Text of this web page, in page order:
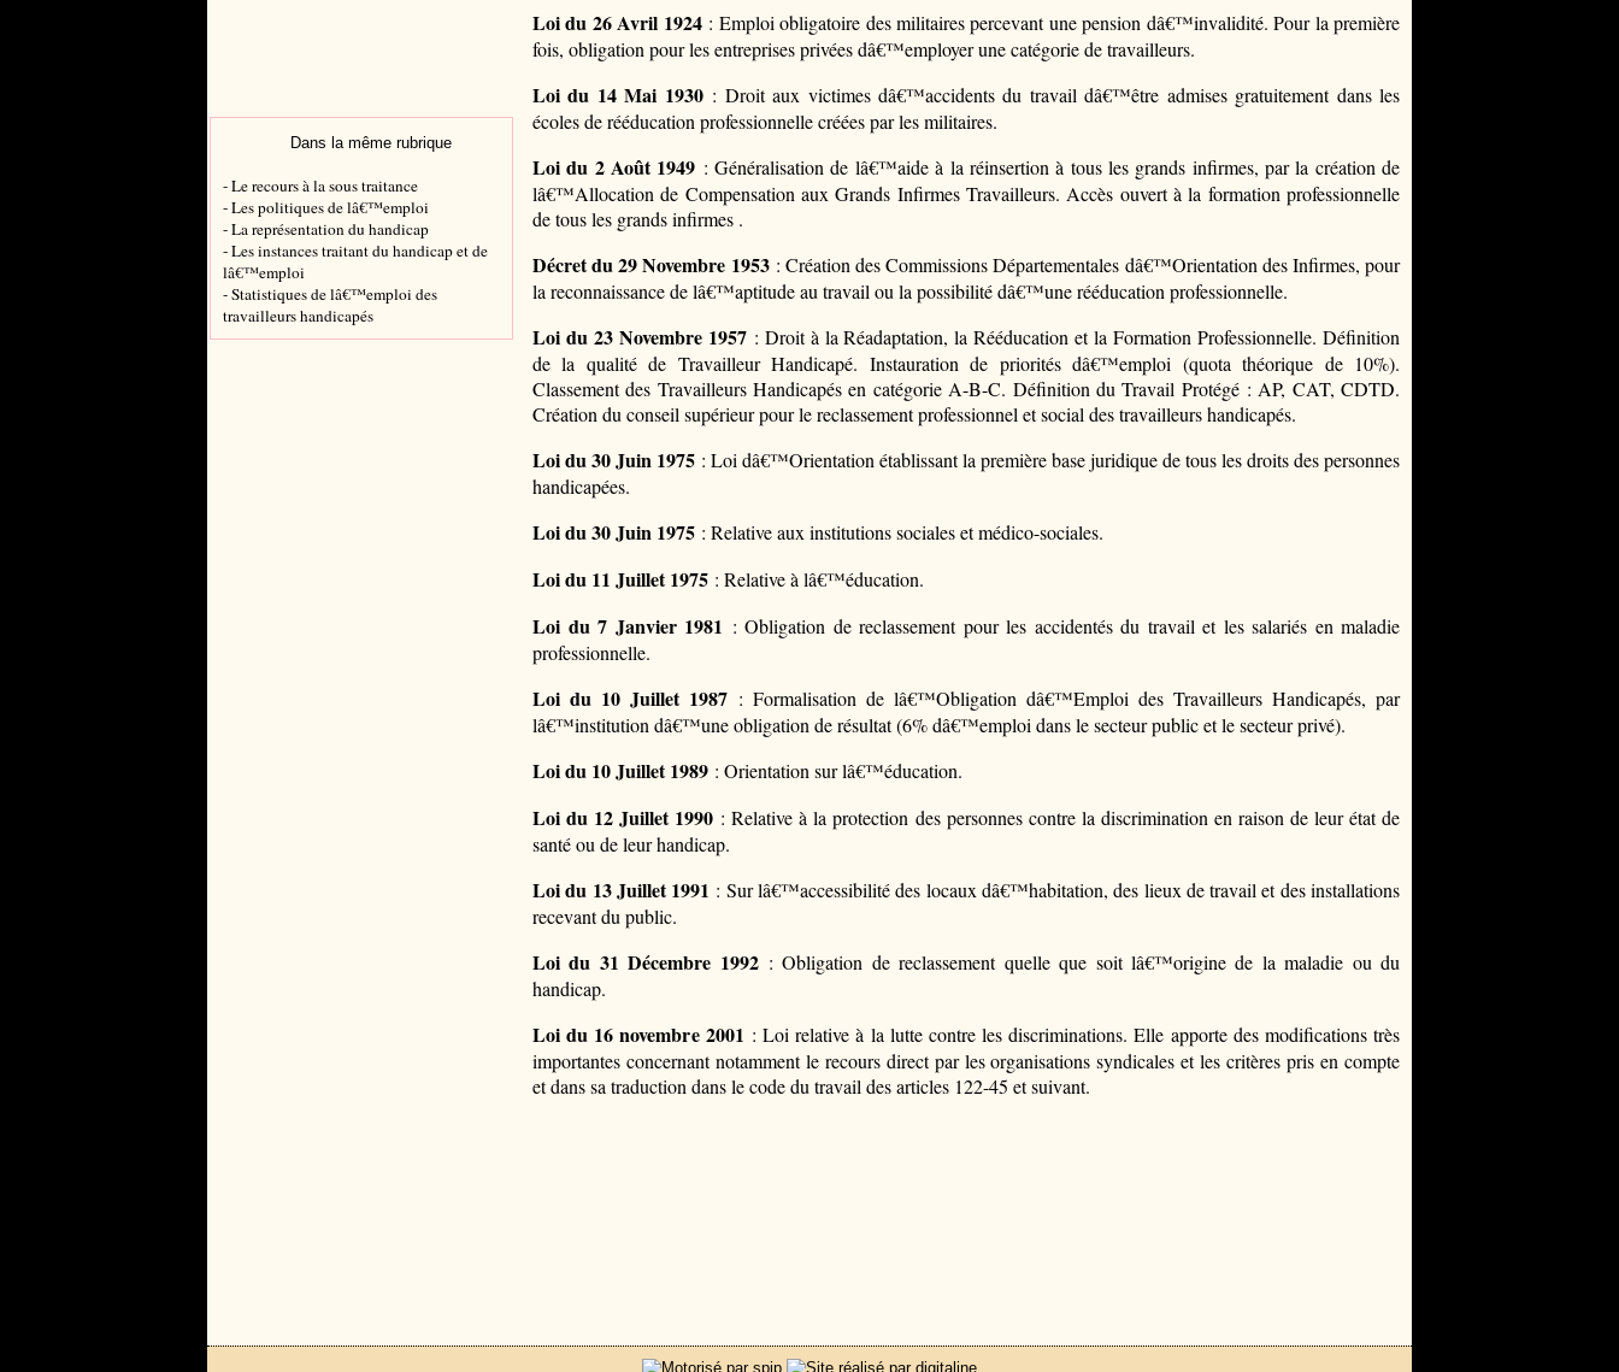
Loi du 26 Avril 1924: Emploi obligatoire des militaires percevant une pension dâ€™invalidité. Pour la première
fois, obligation pour les entreprises privées dâ€™employer une catégorie de travailleurs.
Loi du 14 Mai 1930: Droit aux victimes dâ€™accidents du travail dâ€™être admises gratuitement dans les
écoles de rééducation professionnelle créées par les militaires.
Loi du 2 Août 1949 : Généralisation de lâ€™aide à la réinsertion à tous les grands infirmes, par la création de
lâ€™Allocation de Compensation aux Grands Infirmes Travailleurs. Accès ouvert à la formation professionnelle
de tous les grands infirmes .
Décret du 29 Novembre 1953: Création des Commissions Départementales dâ€™Orientation des Infirmes, pour
la reconnaissance de lâ€™aptitude au travail ou la possibilité dâ€™une rééducation professionnelle.
Loi du 23 Novembre 1957: Droit à la Réadaptation, la Rééducation et la Formation Professionnelle. Définition
de la qualité de Travailleur Handicapé. Instauration de priorités dâ€™emploi (quota théorique de 10%).
Classement des Travailleurs Handicapés en catégorie A-B-C. Définition du Travail Protégé : AP, CAT, CDTD.
Création du conseil supérieur pour le reclassement professionnel et social des travailleurs handicapés.
Loi du 30 Juin 1975 : Loi dâ€™Orientation établissant la première base juridique de tous les droits des personnes
handicapées.
Loi du 30 Juin 1975 : Relative aux institutions sociales et médico-sociales.
Loi du 11 Juillet 1975 : Relative à lâ€™éducation.
Loi du 7 Janvier 1981 : Obligation de reclassement pour les accidentés du travail et les salariés en maladie
professionnelle.
Loi du 10 Juillet 1987 : Formalisation de lâ€™Obligation dâ€™Emploi des Travailleurs Handicapés, par
lâ€™institution dâ€™une obligation de résultat (6% dâ€™emploi dans le secteur public et le secteur privé).
Loi du 10 Juillet 1989 : Orientation sur lâ€™éducation.
Loi du 12 Juillet 1990 : Relative à la protection des personnes contre la discrimination en raison de leur état de
santé ou de leur handicap.
Loi du 13 Juillet 1991 : Sur lâ€™accessibilité des locaux dâ€™habitation, des lieux de travail et des installations
recevant du public.
Loi du 31 Décembre 1992: Obligation de reclassement quelle que soit lâ€™origine de la maladie ou du
handicap.
Loi du 16 novembre 2001 : Loi relative à la lutte contre les discriminations. Elle apporte des modifications très
importantes concernant notamment le recours direct par les organisations syndicales et les critères pris en compte
et dans sa traduction dans le code du travail des articles 122-45 et suivant.
Dans la même rubrique
- Le recours à la sous traitance
- Les politiques de lâ€™emploi
- La représentation du handicap
- Les instances traitant du handicap et de
lâ€™emploi
- Statistiques de lâ€™emploi des
travailleurs handicapés